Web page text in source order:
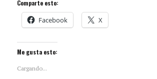
Comparte esto:
Facebook X
Me gusta esto:
Cargando...